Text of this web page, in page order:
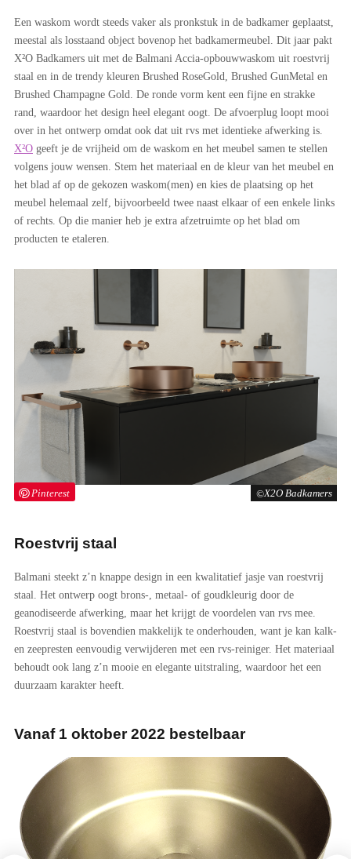
X2O Badkamers
Pinterest
Een waskom wordt steeds vaker als pronkstuk in de badkamer geplaatst,
meestal als losstaand object bovenop het badkamermeubel. Dit jaar pakt
X²O Badkamers uit met de Balmani Accia-opbouwwaskom uit roestvrij
staal en in de trendy kleuren Brushed RoseGold, Brushed GunMetal en
Brushed Champagne Gold. De ronde vorm kent een fijne en strakke
rand, waardoor het design heel elegant oogt. De afvoerplug loopt mooi
over in het ontwerp omdat ook dat uit rvs met identieke afwerking is.
X²O geeft je de vrijheid om de waskom en het meubel samen te stellen
volgens jouw wensen. Stem het materiaal en de kleur van het meubel en
het blad af op de gekozen waskom(men) en kies de plaatsing op het
meubel helemaal zelf, bijvoorbeeld twee naast elkaar of een enkele links
of rechts. Op die manier heb je extra afzetruimte op het blad om
producten te etaleren.
Roestvrij staal
Balmani steekt z’n knappe design in een kwalitatief jasje van roestvrij
staal. Het ontwerp oogt brons-, metaal- of goudkleurig door de
geanodiseerde afwerking, maar het krijgt de voordelen van rvs mee.
Roestvrij staal is bovendien makkelijk te onderhouden, want je kan kalk-
en zeepresten eenvoudig verwijderen met een rvs-reiniger. Het materiaal
behoudt ook lang z’n mooie en elegante uitstraling, waardoor het een
duurzaam karakter heeft.
Vanaf 1 oktober 2022 bestelbaar